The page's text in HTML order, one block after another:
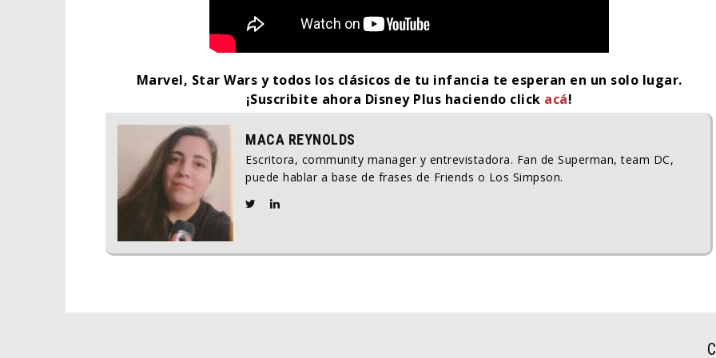
Marvel, Star Wars y todos los clásicos de tu infancia te esperan en un solo lugar.
¡Suscribite ahora Disney Plus haciendo click acá!
MACA REYNOLDS
Escritora, community manager y entrevistadora. Fan de Superman, team DC,
puede hablar a base de frases de Friends o Los Simpson.